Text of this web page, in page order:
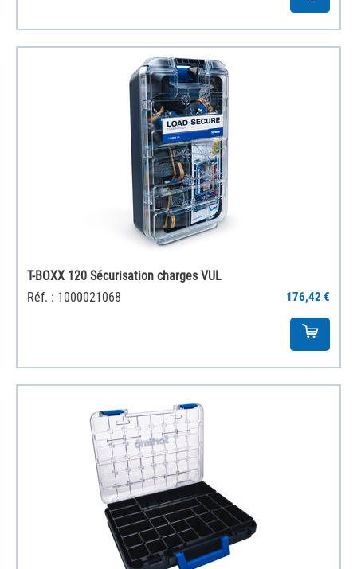
T-BOXX 120 Sécurisation charges VUL
Réf. : 1000021068
176,42 €